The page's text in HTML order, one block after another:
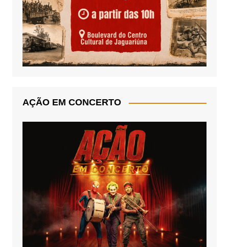
AÇÃO EM CONCERTO